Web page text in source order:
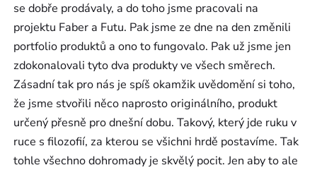
se dobře prodávaly, a do toho jsme pracovali na
projektu Faber a Futu. Pak jsme ze dne na den změnili
portfolio produktů a ono to fungovalo. Pak už jsme jen
zdokonalovali tyto dva produkty ve všech směrech.
Zásadní tak pro nás je spíš okamžik uvědomění si toho,
že jsme stvořili něco naprosto originálního, produkt
určený přesně pro dnešní dobu. Takový, který jde ruku v
ruce s filozofií, za kterou se všichni hrdě postavíme. Tak
tohle všechno dohromady je skvělý pocit. Jen aby to ale